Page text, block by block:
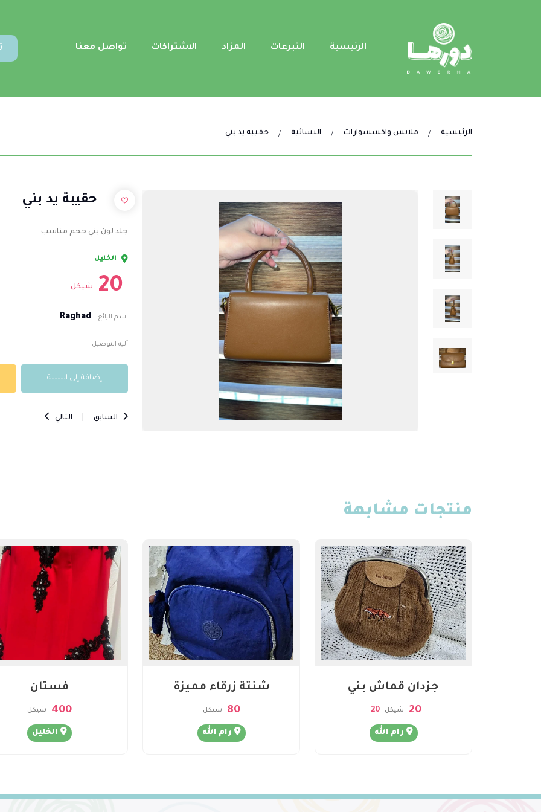
الرئيسية التبرعات المزاد الاشتراكات تواصل معنا
الرئيسية ملابس واكسسوارات النسائية حقيبة يد بني
حقيبة يد بني
جلد لون بني حجم مناسب
الخليل
20 شيكل
اسم البائع: Raghad
آلية التوصيل:
إضافة إلى السلة
السابق التالي
منتجات مشابهة
جزدان قماش بني
20
شيكل 20
رام الله
شنتة زرقاء مميزة
80
شيكل
رام الله
فستان
400
شيكل
الخليل